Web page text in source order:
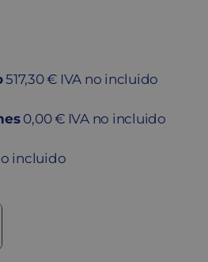
517,30 € IVA no incluido
0,00 € IVA no incluido
incluido